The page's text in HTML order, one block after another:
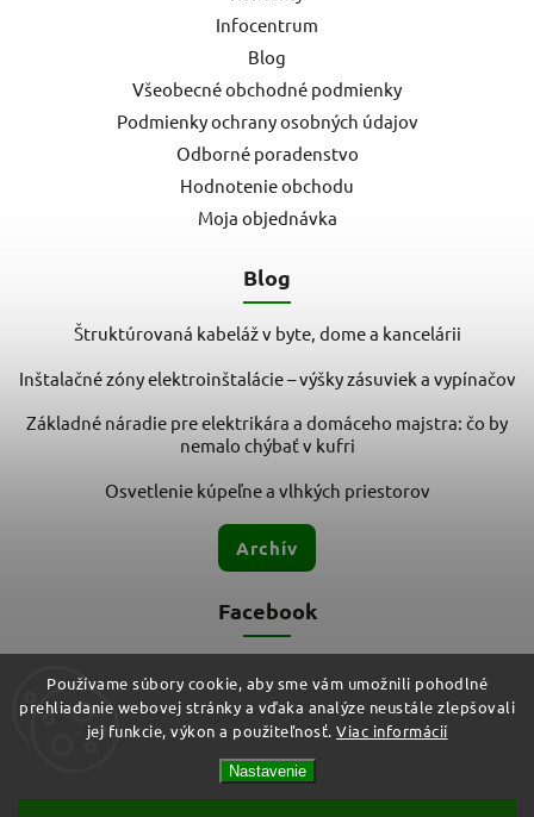
Používame súbory cookie, aby sme vám umožnili pohodlné
prehliadanie webovej stránky a vďaka analýze neustále zlepšovali
jej funkcie, výkon a použiteľnosť. Viac informácií
Nastavenie
Infocentrum
Blog
Všeobecné obchodné podmienky
Podmienky ochrany osobných údajov
Odborné poradenstvo
Hodnotenie obchodu
Moja objednávka
Blog
Štruktúrovaná kabeláž v byte, dome a kancelárii
Inštalačné zóny elektroinštalácie – výšky zásuviek a vypínačov
Základné náradie pre elektrikára a domáceho majstra: čo by
nemalo chýbať v kufri
Osvetlenie kúpeľne a vlhkých priestorov
Archív
Facebook
ELMIT - Elektroinštalačný materiál, svietidlá
Všetky práva vyhradené.